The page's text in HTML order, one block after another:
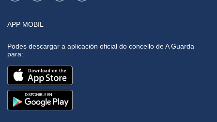
APP MOBIL
Podes descargar a aplicación oficial do concello de A Guarda
para: